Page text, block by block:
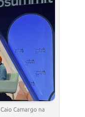
Camargo na